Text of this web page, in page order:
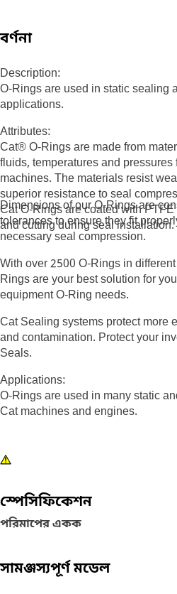
বর্ণনা
Description:
O-Rings are used in static sealing
applications.
Attributes:
Cat® O-Rings are made from
fluids, temperatures and
machines. The materials resist
superior resistance to seal
Cat O-Rings are coated with
and cutting during seal installation.
Dimensions of our O-Rings are
tolerances to ensure they fit
necessary seal compression.
With over 2500 O-Rings in
Rings are your best solution for
equipment O-Ring needs.
Cat Sealing systems protect more
and contamination. Protect your
Seals.
Applications:
O-Rings are used in many static
Cat machines and engines.
স্পেসিফিকেশন
পরিমাপের একক
সামঞ্জস্যপূর্ণ মডেল